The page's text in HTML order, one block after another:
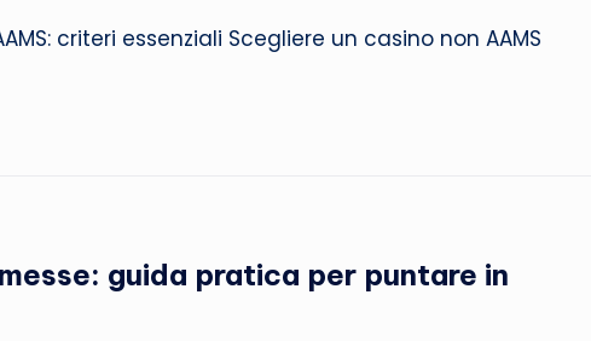
criteri essenziali Scegliere un casino non AAMS
guida pratica per puntare in